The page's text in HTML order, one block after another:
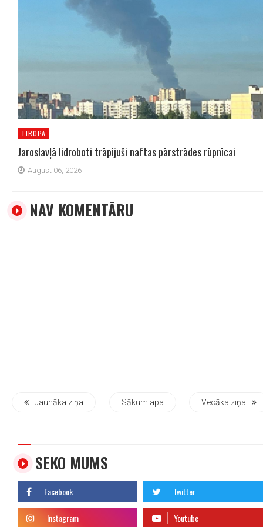
EIROPA
Jaroslavļā lidroboti trāpījuši naftas pārstrādes rūpnīcai
August 06, 2026
NAV KOMENTĀRU
Jaunāka ziņa Sākumlapa Vecāka ziņa
SEKO MUMS